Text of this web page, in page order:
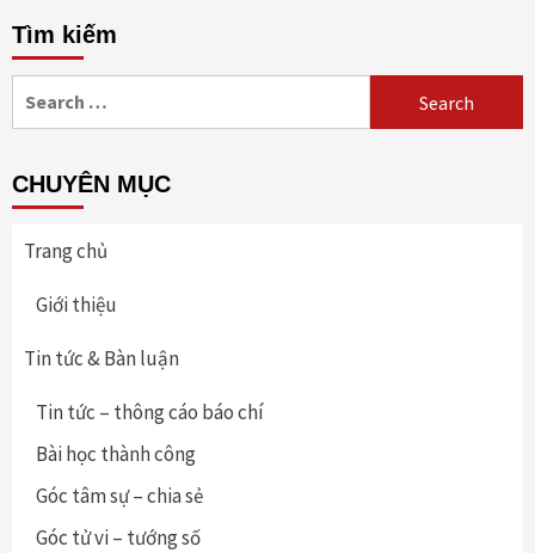
Tìm kiếm
CHUYÊN MỤC
Trang chủ
Giới thiệu
Tin tức & Bàn luận
Tin tức – thông cáo báo chí
Bài học thành công
Góc tâm sự – chia sẻ
Góc tử vi – tướng số